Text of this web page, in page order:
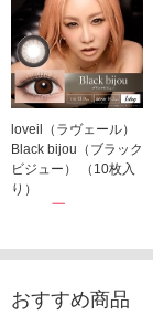
loveil（ラヴェール）
Black bijou（ブラック
ビジュー） （10枚入
り）
1,760円
おすすめ商品